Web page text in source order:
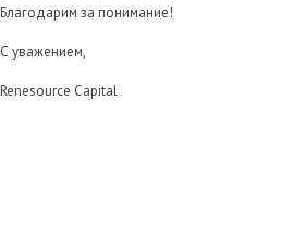
Благодарим за понимание!
С уважением,
Renesource Capital